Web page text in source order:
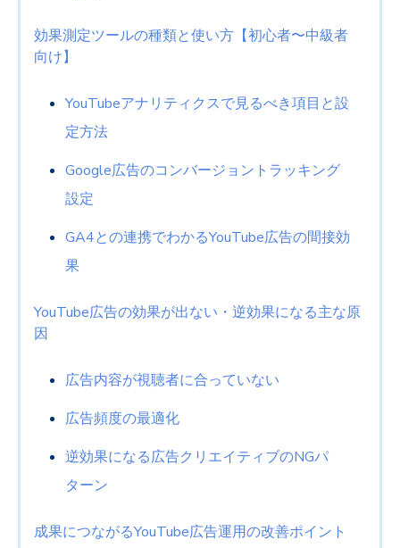
効果測定ツールの種類と使い方【初心者〜中級者
向け】
YouTubeアナリティクスで見るべき項目と設
定方法
Google広告のコンバージョントラッキング
設定
GA4との連携でわかるYouTube広告の間接効
果
YouTube広告の効果が出ない・逆効果になる主な原
因
広告内容が視聴者に合っていない
広告頻度の最適化
逆効果になる広告クリエイティブのNGパ
ターン
成果につながるYouTube広告運用の改善ポイント